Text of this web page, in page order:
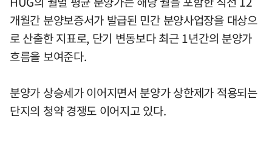
개월간 분양보증서가 발급된 민간 분양사업장을 대상으
로 산출한 지표로, 단기 변동보다 최근 1년간의 분양가
흐름을 보여준다.
분양가 상승세가 이어지면서 분양가 상한제가 적용되는
단지의 청약 경쟁도 이어지고 있다.